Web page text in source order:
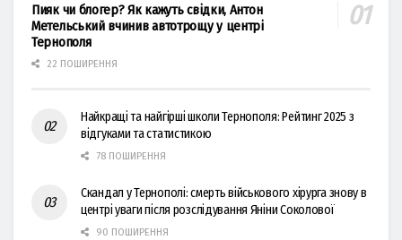
Пияк чи блогер? Як кажуть свідки, Антон
Метельський вчинив автотрощу у центрі
Тернополя
22 ПОШИРЕННЯ
Найкращі та найгірші школи Тернополя: Рейтинг 2025 з
відгуками та статистикою
78 ПОШИРЕННЯ
Скандал у Тернополі: смерть військового хірурга знову в
центрі уваги після розслідування Яніни Соколової
90 ПОШИРЕННЯ